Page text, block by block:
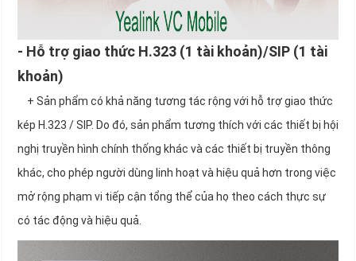
- Hỗ trợ giao thức H.323 (1 tài khoản)/SIP (1 tài
khoản)
+ Sản phẩm có khả năng tương tác rộng với hỗ trợ giao thức
kép H.323 / SIP. Do đó, sản phẩm tương thích với các thiết bị hội
nghị truyền hình chính thống khác và các thiết bị truyền thông
khác, cho phép người dùng linh hoạt và hiệu quả hơn trong việc
mở rộng phạm vi tiếp cận tổng thể của họ theo cách thực sự
có tác động và hiệu quả.